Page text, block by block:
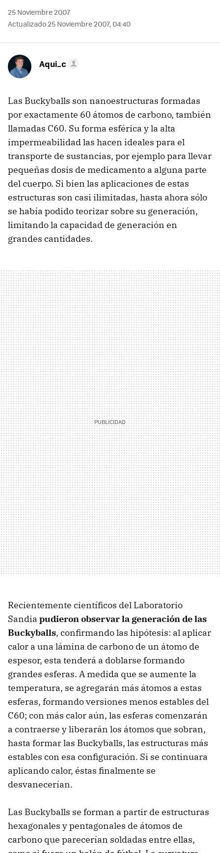
25 Noviembre 2007
Actualizado 25 Noviembre 2007, 04:40
Aqui_c
Las Buckyballs son nanoestructuras formadas
por exactamente 60 átomos de carbono, también
llamadas C60. Su forma esférica y la alta
impermeabilidad las hacen ideales para el
transporte de sustancias, por ejemplo para llevar
pequeñas dosis de medicamento a alguna parte
del cuerpo. Si bien las aplicaciones de estas
estructuras son casi ilimitadas, hasta ahora sólo
se había podido teorizar sobre su generación,
limitando la capacidad de generación en
grandes cantidades.
Recientemente científicos del Laboratorio
Sandia pudieron observar la generación de las
Buckyballs, confirmando las hipótesis: al aplicar
calor a una lámina de carbono de un átomo de
espesor, esta tenderá a doblarse formando
grandes esferas. A medida que se aumente la
temperatura, se agregarán más átomos a estas
esferas, formando versiones menos estables del
C60; con más calor aún, las esferas comenzarán
a contraerse y liberarán los átomos que sobran,
hasta formar las Buckyballs, las estructuras más
estables con esa configuración. Si se continuara
aplicando calor, éstas finalmente se
desvanecerían.
Las Buckyballs se forman a partir de estructuras
hexagonales y pentagonales de átomos de
carbono que parecerían soldadas entre ellas,